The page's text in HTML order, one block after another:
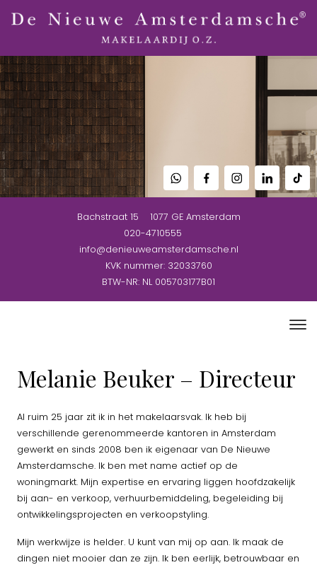
Bachstraat 15 1077 GE Amsterdam
020-4710555
info@denieuweamsterdamsche.nl
KVK nummer: 32033760
BTW-NR: NL 005703177B01
Melanie Beuker – Directeur
Al ruim 25 jaar zit ik in het makelaarsvak. Ik heb bij
verschillende gerenommeerde kantoren in Amsterdam
gewerkt en sinds 2008 ben ik eigenaar van De Nieuwe
Amsterdamsche. Ik ben met name actief op de
woningmarkt. Mijn expertise en ervaring liggen hoofdzakelijk
bij aan- en verkoop, verhuurbemiddeling, begeleiding bij
ontwikkelingsprojecten en verkoopstyling.
Mijn werkwijze is helder. U kunt van mij op aan. Ik maak de
dingen niet mooier dan ze zijn. Ik ben eerlijk, betrouwbaar en